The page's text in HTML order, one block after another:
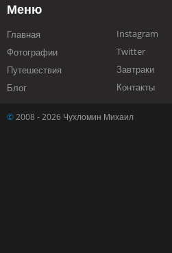
Меню
Главная
Фотографии
Путешествия
Блог
Instagram
Twitter
Завтраки
Контакты
© 2008 - 2026 Чухломин Михаил